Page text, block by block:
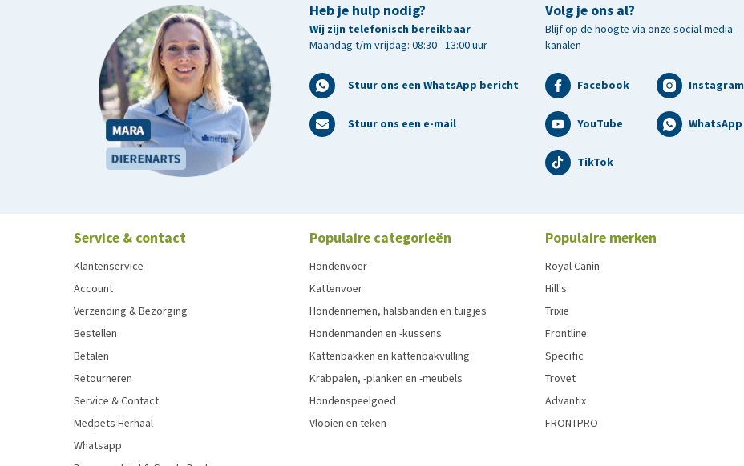
Heb je hulp nodig?
Wij zijn telefonisch bereikbaar
Maandag t/m vrijdag: 08:30 - 13:00 uur
Stuur ons een WhatsApp bericht
Stuur ons een e-mail
Volg je ons al?
Blijf op de hoogte via onze social media
kanalen
Facebook Instagram
YouTube WhatsApp
TikTok
Service & contact
Klantenservice
Account
Verzending & Bezorging
Bestellen
Betalen
Retourneren
Service & Contact
Medpets Herhaal
Whatsapp
Populaire categorieën
Hondenvoer
Kattenvoer
Hondenriemen, halsbanden en tuigjes
Hondenmanden en -kussens
Kattenbakken en kattenbakvulling
Krabpalen, -planken en -meubels
Hondenspeelgoed
Vlooien en teken
Populaire merken
Royal Canin
Hill's
Trixie
Frontline
Specific
Trovet
Advantix
FRONTPRO